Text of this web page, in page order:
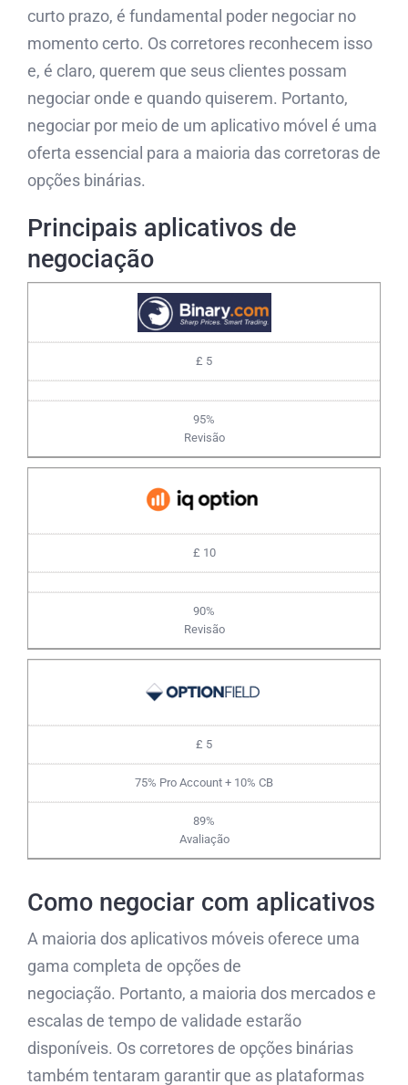
curto prazo, é fundamental poder negociar no
momento certo. Os corretores reconhecem isso
e, é claro, querem que seus clientes possam
negociar onde e quando quiserem. Portanto,
negociar por meio de um aplicativo móvel é uma
oferta essencial para a maioria das corretoras de
opções binárias.
Principais aplicativos de
negociação
£ 5
95%
Revisão
£ 10
90%
Revisão
£ 5
75% Pro Account + 10% CB
89%
Avaliação
Como negociar com aplicativos
A maioria dos aplicativos móveis oferece uma
gama completa de opções de
negociação. Portanto, a maioria dos mercados e
escalas de tempo de validade estarão
disponíveis. Os corretores de opções binárias
também tentaram garantir que as plataformas